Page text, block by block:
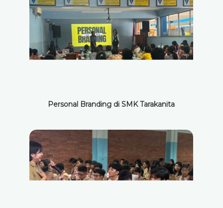
Personal Branding di SMK Tarakanita